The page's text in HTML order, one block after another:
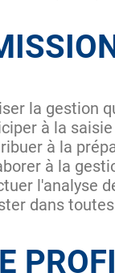
la gestion
à la
à la
à la
l'analyse
dans